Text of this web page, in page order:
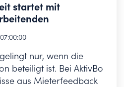
startet mit
nur, wenn die
beteiligt ist. Bei AktivBo
aus Mieterfeedback